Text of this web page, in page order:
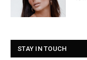
STAY IN TOUCH